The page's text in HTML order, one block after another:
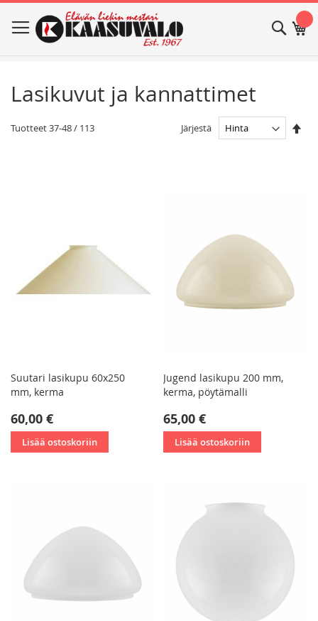
to
Content
Haku
Lasikuvut ja kannattimet
Tuotteet37-48/ 113 Järjestä
Suutari lasikupu 60x250
mm, kerma
60,00 €
Lisää ostoskoriin
Jugend lasikupu 200 mm,
kerma, pöytämalli
65,00 €
Lisää ostoskoriin